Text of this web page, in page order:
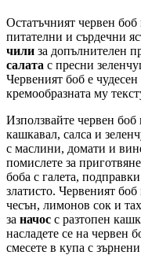
Остатъчният червен
питателни и сърдечни
чили за допълнителен
салата с пресни
Червеният боб е чудесен
кремообразната му
Използвайте червен боб
кашкавал, салса и
с маслини, домати и
помислете за
боба с галета,
златисто. Червеният
чесън, лимонов сок и
за начос с разтопен
насладете се на червен
смесете в купа с